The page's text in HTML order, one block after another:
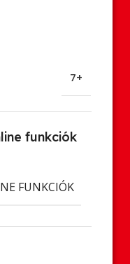
7+
funkciók
FUNKCIÓK